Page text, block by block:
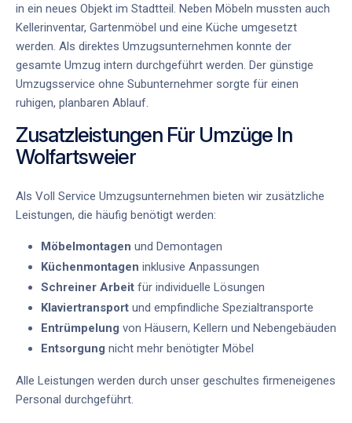
in ein neues Objekt im Stadtteil. Neben Möbeln mussten auch
Kellerinventar, Gartenmöbel und eine Küche umgesetzt
werden. Als direktes Umzugsunternehmen konnte der
gesamte Umzug intern durchgeführt werden. Der günstige
Umzugsservice ohne Subunternehmer sorgte für einen
ruhigen, planbaren Ablauf.
Zusatzleistungen Für Umzüge In
Wolfartsweier
Als Voll Service Umzugsunternehmen bieten wir zusätzliche
Leistungen, die häufig benötigt werden:
Möbelmontagen und Demontagen
Küchenmontagen inklusive Anpassungen
Schreiner Arbeit für individuelle Lösungen
Klaviertransport und empfindliche Spezialtransporte
Entrümpelung von Häusern, Kellern und Nebengebäuden
Entsorgung nicht mehr benötigter Möbel
Alle Leistungen werden durch unser geschultes firmeneigenes
Personal durchgeführt.